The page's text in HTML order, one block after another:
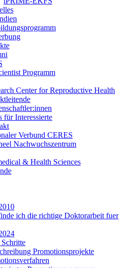
Programm
Center for Reproductive Health
für Interessierte
Verbund CERES
Nachwuchszentrum
& Health Sciences
ich die richtige Doktorarbeit fuer
Schritte
Promotionsprojekte